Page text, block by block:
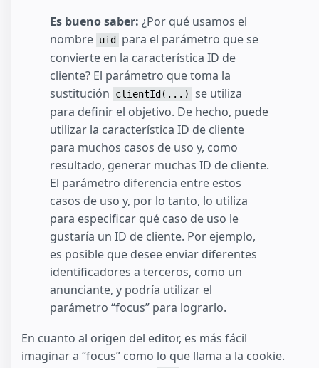
Es bueno saber: ¿Por qué usamos el
nombre uid
para el parámetro que se
convierte en la característica ID de
cliente? El parámetro que toma la
sustitución
clientId(...)
se utiliza
para definir el objetivo. De hecho, puede
utilizar la característica ID de cliente
para muchos casos de uso y, como
resultado, generar muchas ID de cliente.
El parámetro diferencia entre estos
casos de uso y, por lo tanto, lo utiliza
para especificar qué caso de uso le
gustaría un ID de cliente. Por ejemplo,
es posible que desee enviar diferentes
identificadores a terceros, como un
anunciante, y podría utilizar el
parámetro “focus” para lograrlo.
En cuanto al origen del editor, es más fácil
imaginar a “focus” como lo que llama a la cookie.